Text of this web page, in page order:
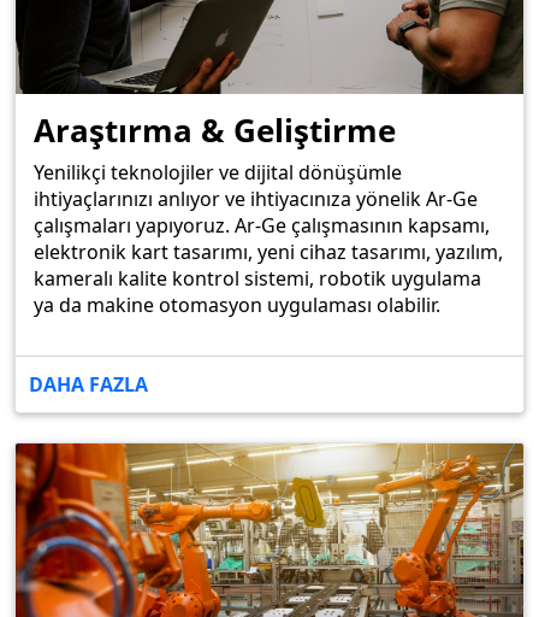
Araştırma & Geliştirme
Yenilikçi teknolojiler ve dijital dönüşümle
ihtiyaçlarınızı anlıyor ve ihtiyacınıza yönelik Ar-Ge
çalışmaları yapıyoruz. Ar-Ge çalışmasının kapsamı,
elektronik kart tasarımı, yeni cihaz tasarımı, yazılım,
kameralı kalite kontrol sistemi, robotik uygulama
ya da makine otomasyon uygulaması olabilir.
DAHA FAZLA